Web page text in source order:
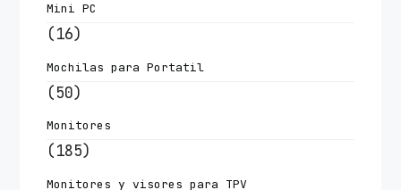
Mini PC
(16)
Mochilas para Portatil
(50)
Monitores
(185)
Monitores y visores para TPV